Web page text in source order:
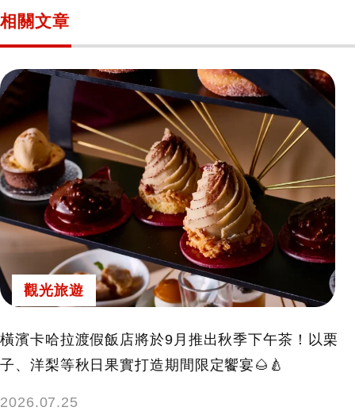
相關文章
觀光旅遊
橫濱卡哈拉渡假飯店將於9月推出秋季下午茶！以栗
子、洋梨等秋日果實打造期間限定饗宴🌰🍐
2026.07.25